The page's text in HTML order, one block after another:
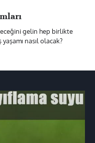
gelin hep birlikte
nasıl olacak?